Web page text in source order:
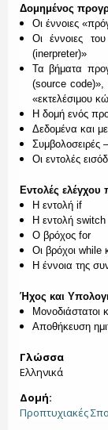
Δομημένος
Οι έννοιες
Οι έννοιες
(inerpreter)»
Τα βήματα
(source code)»,
«εκτελέσιμου
Η δομή ενός
Δεδομένα και
Συμβολοσειρές
Οι εντολές
Εντολές
Η εντολή if
Η εντολή switch
Ο βρόχος for
Οι βρόχοι while
Η έννοια της
Ήχος και
Μονοδιάστατοι
Αποθήκευση
Γλώσσα
Ελληνικά
Δομή:
Προπτυχιακές